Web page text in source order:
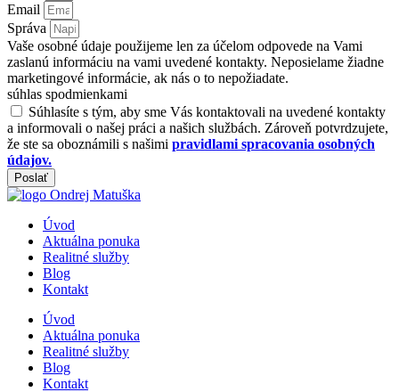
Email
Správa
Vaše osobné údaje použijeme len za účelom odpovede na Vami
zaslanú informáciu na vami uvedené kontakty. Neposielame žiadne
marketingové informácie, ak nás o to nepožiadate.
súhlas spodmienkami
Súhlasíte s tým, aby sme Vás kontaktovali na uvedené kontakty
a informovali o našej práci a našich službách. Zároveň potvrdzujete,
že ste sa oboznámili s našimi pravidlami spracovania osobných
údajov.
Poslať
Úvod
Aktuálna ponuka
Realitné služby
Blog
Kontakt
Úvod
Aktuálna ponuka
Realitné služby
Blog
Kontakt